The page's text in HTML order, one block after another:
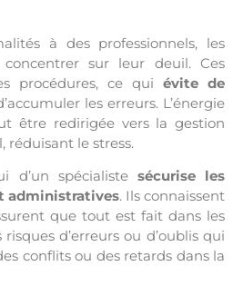
à des professionnels, les
sur leur deuil. Ces
procédures, ce qui évite de
les erreurs. L’énergie
être redirigée vers la gestion
le stress.
d’un spécialiste sécurise les
administratives. Ils connaissent
que tout est fait dans les
d’erreurs ou d’oublis qui
conflits ou des retards dans la